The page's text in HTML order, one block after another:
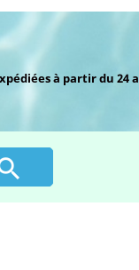
à partir du 24